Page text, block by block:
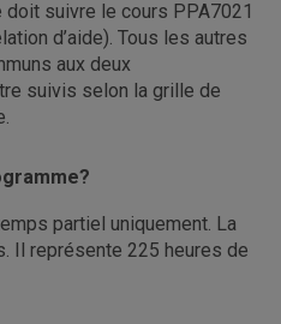
doit suivre le cours PPA7021
d’aide). Tous les autres
aux deux
suivis selon la grille de
partiel uniquement. La
Il représente 225 heures de